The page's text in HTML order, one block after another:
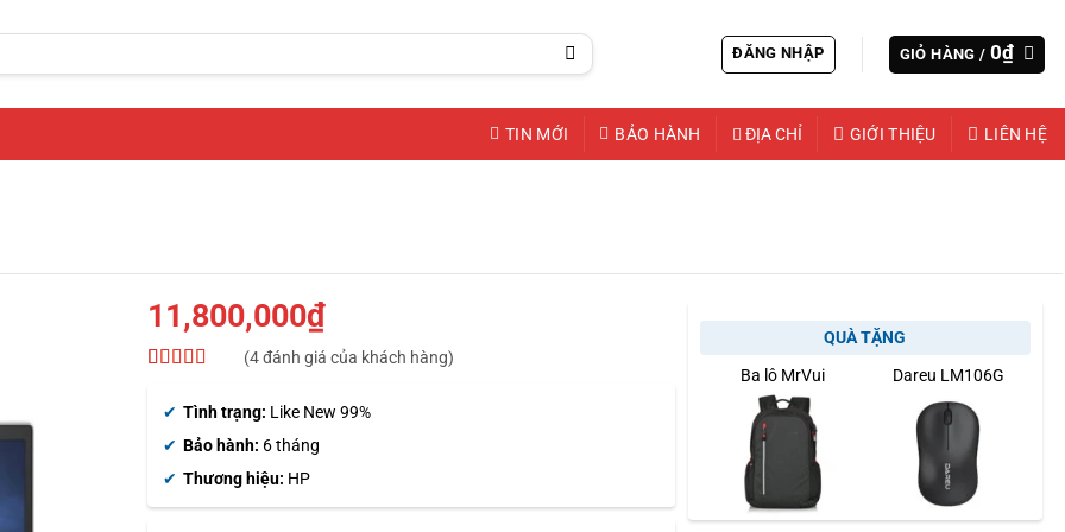
ĐĂNG NHẬP GIỎ HÀNG / 0₫
TIN MỚI BẢO HÀNH ĐỊA CHỈ GIỚI THIỆU LIÊN HỆ
11,800,000₫
dựa trên
đánh giá
(4đánh giá của khách hàng)
Tình trạng: Like New 99%
Bảo hành: 6 tháng
Thương hiệu: HP
QUÀ TẶNG
Ba lô MrVui
Dareu LM106G